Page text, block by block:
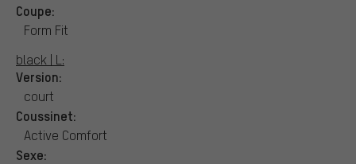
Coupe:
Form Fit
black | L:
Version:
court
Coussinet:
Active Comfort
Sexe: